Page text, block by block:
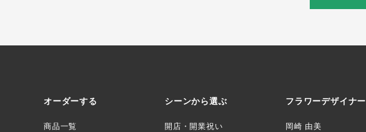
オーダーする
商品一覧
シーンから選ぶ
開店・開業祝い
フラワーデザイナー
岡崎 由美